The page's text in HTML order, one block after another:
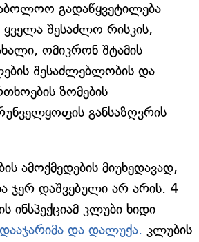
გადაწყვეტილება
ყველა შესაძლო რისკის,
ომიკრონ შტამის
შესაძლებლობის და
ზომების
განსაზღვრის
ამოქმედების მიუხედავად,
ჯერ დაშვებული არ არის. 4
ინსპექციამ კლუბი ხიდი
დააჯარიმა და დალუქა. კლუბის